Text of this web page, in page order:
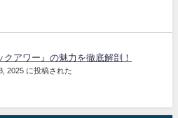
クアワー』の魅力を徹底解剖！
2025 に投稿された